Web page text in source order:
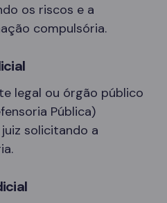
os riscos e a
compulsória.
legal ou órgão público
Pública)
solicitando a